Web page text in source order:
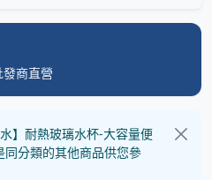
發商直營
】耐熱玻璃水杯-大容量便
分類的其他商品供您參